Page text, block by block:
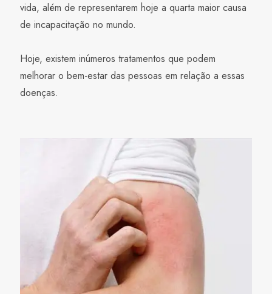
vida, além de representarem hoje a quarta maior causa
de incapacitação no mundo.
Hoje, existem inúmeros tratamentos que podem
melhorar o bem-estar das pessoas em relação a essas
doenças.